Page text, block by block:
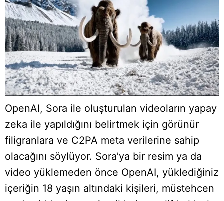
OpenAI, Sora ile oluşturulan videoların yapay
zeka ile yapıldığını belirtmek için görünür
filigranlara ve C2PA meta verilerine sahip
olacağını söylüyor. Sora’ya bir resim ya da
video yüklemeden önce OpenAI, yüklediğiniz
içeriğin 18 yaşın altındaki kişileri, müstehcen